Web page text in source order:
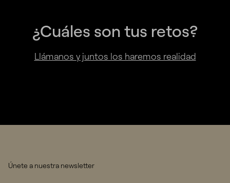
¿Cuáles son tus retos?
Llámanos y juntos los haremos realidad
Únete a nuestra newsletter